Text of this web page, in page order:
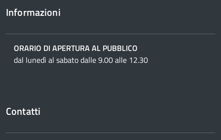
Informazioni
ORARIO DI APERTURA AL PUBBLICO
dal lunedì al sabato dalle 9.00 alle 12.30
Contatti